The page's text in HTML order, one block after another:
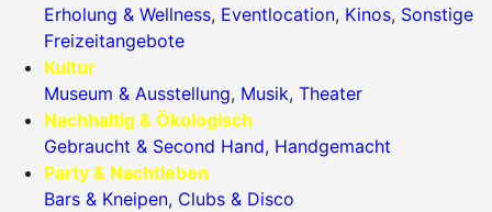
Erholung & Wellness, Eventlocation, Kinos, Sonstige
Freizeitangebote
Kultur
Museum & Ausstellung, Musik, Theater
Nachhaltig & Ökologisch
Gebraucht & Second Hand, Handgemacht
Party & Nachtleben
Bars & Kneipen, Clubs & Disco